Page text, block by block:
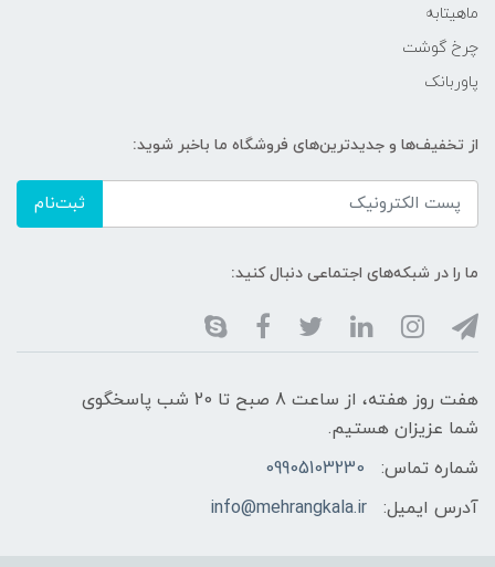
ماهیتابه
چرخ گوشت
پاوربانک
از تخفیف‌ها و جدیدترین‌های فروشگاه ما باخبر شوید:
ثبت‌نام
ما را در شبکه‌های اجتماعی دنبال کنید:
هفت روز هفته، از ساعت 8 صبح تا 20 شب پاسخگوی
شما عزیزان هستیم.
شماره تماس:
09905103230
آدرس ایمیل:
info@mehrangkala.ir